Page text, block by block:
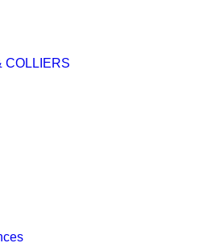
COLLIERS